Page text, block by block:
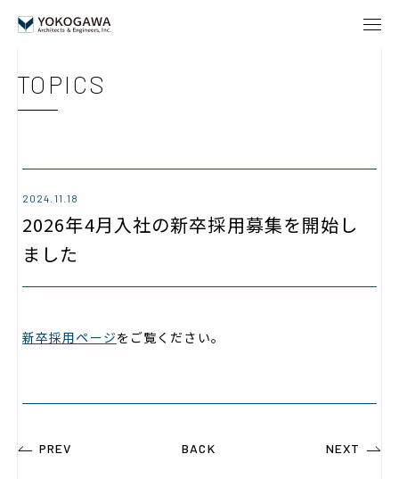
TOPICS
2024.11.18
2026年4月入社の新卒採用募集を開始し
ました
新卒採用ページをご覧ください。
PREV BACK NEXT